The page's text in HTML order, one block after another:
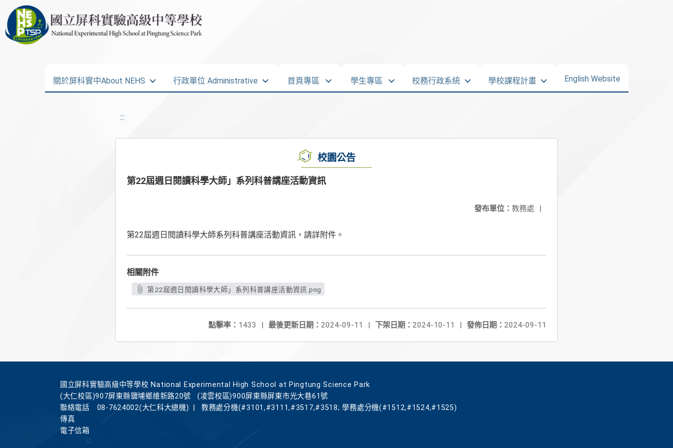
關於屏科實中About NEHS 行政單位 Administrative 首頁專區 學生專區 校務行政系統 學校課程計畫 English Website
:::
校園公告
第22屆週日閱讀科學大師」系列科普講座活動資訊
發布單位： 教務處 |
第22屆週日閱讀科學大師系列科普講座活動資訊，請詳附件。
相關附件
第22屆週日閱讀科學大師」系列科普講座活動資訊.png
發佈日期： 2024-09-11
下架日期： 2024-10-11 |
最後更新日期： 2024-09-11 |
點擊率： 1433 |
國立屏科實驗高級中等學校 National Experimental High School at Pingtung Science Park
(大仁校區)907屏東縣鹽埔鄉維新路20號
(凌雲校區)900屏東縣屏東市光大巷61號
聯絡電話
08-7624002(大仁科大總機)
教務處分機(#3101,#3111,#3517,#3518; 學務處分機(#1512,#1524,#1525)
傳真
電子信箱